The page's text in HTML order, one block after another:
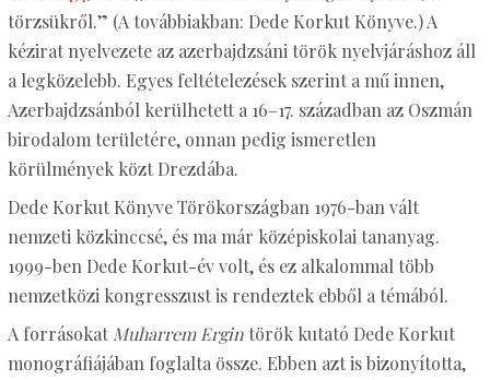
törzsükről.” (A továbbiakban: Dede Korkut Könyve.) A
kézirat nyelvezete az azerbajdzsáni török nyelvjáráshoz áll
a legközelebb. Egyes feltételezések szerint a mű innen,
Azerbajdzsánból kerülhetett a 16–17. században az Oszmán
birodalom területére, onnan pedig ismeretlen
körülmények közt Drezdába.
Dede Korkut Könyve Törökországban 1976-ban vált
nemzeti közkinccsé, és ma már középiskolai tananyag.
1999-ben Dede Korkut-év volt, és ez alkalommal több
nemzetközi kongresszust is rendeztek ebből a témából.
A forrásokat Muharrem Ergintörök kutató Dede Korkut
monográfiájában foglalta össze. Ebben azt is bizonyította,